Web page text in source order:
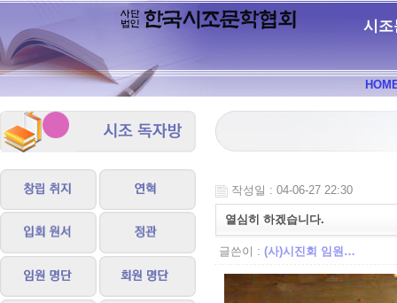
시조
작성일 : 04-06-27 22:30
열심히 하겠습니다.
글쓴이 : (사)시진회 임원…